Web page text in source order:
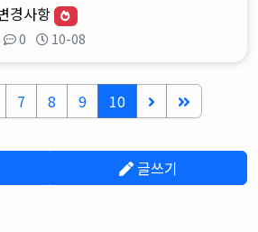
경사항
0 10-08
7 8 9 10
글쓰기